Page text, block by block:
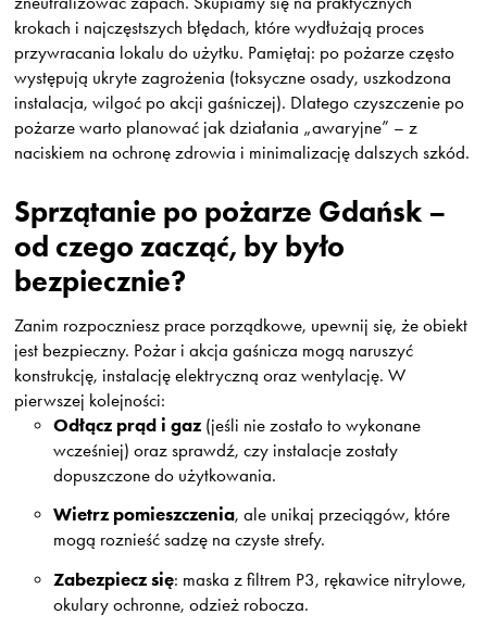
krokach i najczęstszych błędach, które wydłużają proces
przywracania lokalu do użytku. Pamiętaj: po pożarze często
występują ukryte zagrożenia (toksyczne osady, uszkodzona
instalacja, wilgoć po akcji gaśniczej). Dlategoczyszczenie po
pożarze warto planować jak działania „awaryjne” – z
naciskiem na ochronę zdrowia i minimalizację dalszych szkód.
Sprzątanie po pożarze Gdańsk –
od czego zacząć, by było
bezpiecznie?
Zanim rozpoczniesz prace porządkowe, upewnij się, że obiekt
jest bezpieczny. Pożar i akcja gaśnicza mogą naruszyć
konstrukcję, instalację elektryczną oraz wentylację. W
pierwszej kolejności:
Odłącz prąd i gaz (jeśli nie zostało to wykonane
wcześniej) oraz sprawdź, czy instalacje zostały
dopuszczone do użytkowania.
Wietrz pomieszczenia, ale unikaj przeciągów, które
mogą roznieść sadzę na czyste strefy.
Zabezpiecz się: maska z filtrem P3, rękawice nitrylowe,
okulary ochronne, odzież robocza.